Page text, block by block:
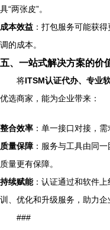
具“两张皮”。
成本效益 ：打包服务可能获
调的成本。
五、一站式解决方案的价
将ITSM认证代办、专业
优选商家，能为企业带来：
整合效率 ：单一接口对接，
质量保障 ：服务与工具由同
质量更有保障。
持续赋能：认证通过和软件
训、优化和升级服务，助力企
###